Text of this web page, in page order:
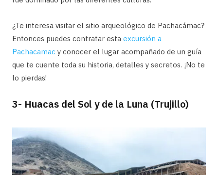
¿Te interesa visitar el sitio arqueológico de Pachacámac?
Entonces puedes contratar esta excursión a
Pachacamac y conocer el lugar acompañado de un guía
que te cuente toda su historia, detalles y secretos. ¡No te
lo pierdas!
3- Huacas del Sol y de la Luna (Trujillo)